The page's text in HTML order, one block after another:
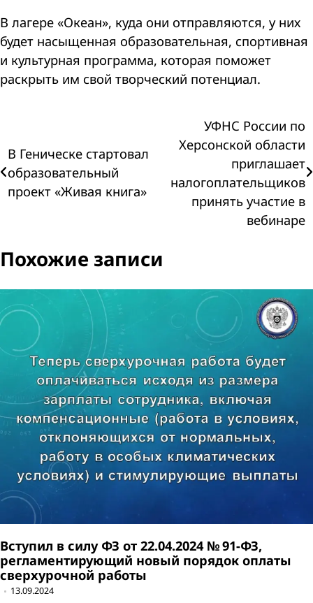
В лагере «Океан», куда они отправляются, у них
будет насыщенная образовательная, спортивная
и культурная программа, которая поможет
раскрыть им свой творческий потенциал.
по
записям
В Геническе стартовал
образовательный
проект «Живая книга»
УФНС России по
Херсонской области
приглашает
налогоплательщиков
принять участие в
вебинаре
Похожие записи
Вступил в силу ФЗ от 22.04.2024 № 91-ФЗ,
регламентирующий новый порядок оплаты
сверхурочной работы
13.09.2024